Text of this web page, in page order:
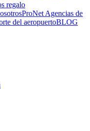
regalo
ProNet Agencias de
del aeropuertoBLOG